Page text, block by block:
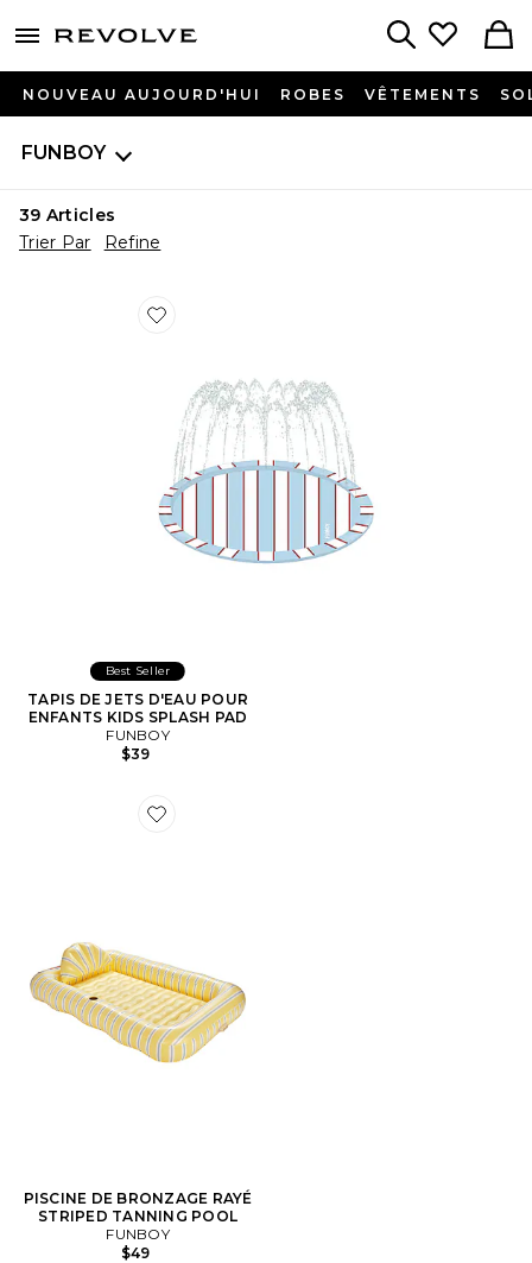
menu - shows more content
NOUVEAU AUJOURD'HUI ROBES VÊTEMENTS
FUNBOY
39 Articles
Trier Par
Refine
Favorite TAPIS DE JETS D'EAU POUR ENFANTS KIDS
Best Seller
TAPIS DE JETS D'EAU POUR
ENFANTS KIDS SPLASH PAD
FUNBOY
$39
Favorite PISCINE DE BRONZAGE RAYÉ STRIPED
PISCINE DE BRONZAGE RAYÉ
STRIPED TANNING POOL
FUNBOY
$49